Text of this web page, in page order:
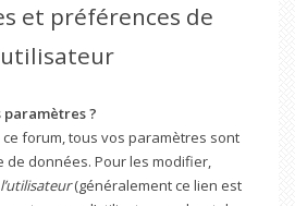
et préférences de
?
forum, tous vos paramètres sont
données. Pour les modifier,
(généralement ce lien est